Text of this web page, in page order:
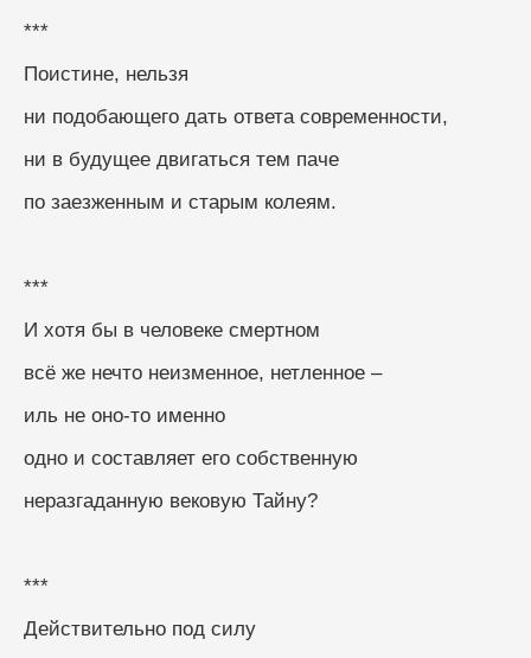
***
Поистине, нельзя
ни подобающего дать ответа современности,
ни в будущее двигаться тем паче
по заезженным и старым колеям.
***
И хотя бы в человеке смертном
всё же нечто неизменное, нетленное –
иль не оно-то именно
одно и составляет его собственную
неразгаданную вековую Тайну?
***
Действительно под силу